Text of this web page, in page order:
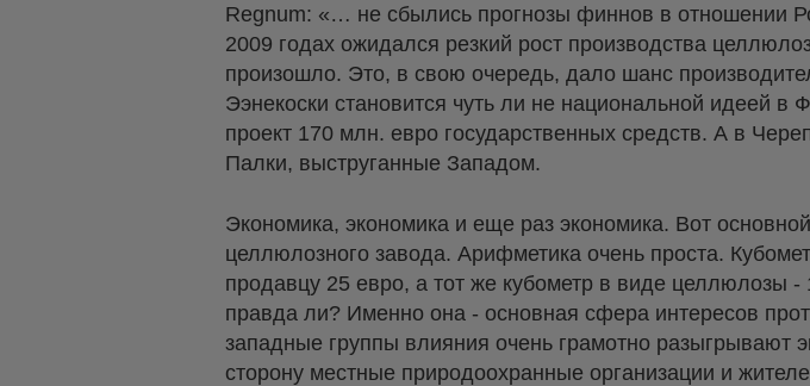
Regnum: «… не сбылись прогнозы финнов в отношении
2009 годах ожидался резкий рост производства
произошло. Это, в свою очередь, дало шанс
Ээнекоски становится чуть ли не национальной идеей
проект 170 млн. евро государственных средств. А в
Палки, выструганные Западом.
Экономика, экономика и еще раз экономика. Вот
целлюлозного завода. Арифметика очень проста.
продавцу 25 евро, а тот же кубометр в виде целлюлозы
правда ли? Именно она - основная сфера интересов
западные группы влияния очень грамотно разыгрывают
сторону местные природоохранные организации и